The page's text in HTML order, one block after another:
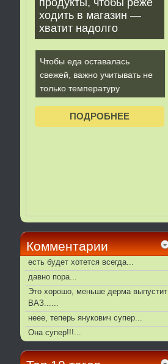
Комментарии
есть будет хотется всегда...
давно пора...
Это хорошо, меньше дерма выпустит
ВАЗ......
неее, теперь янукович супер...
Она супер!!!...